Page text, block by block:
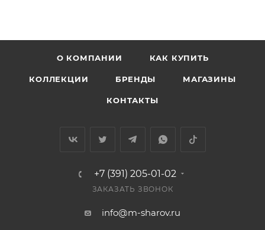
О КОМПАНИИ КАК КУПИТЬ
КОЛЛЕКЦИИ БРЕНДЫ МАГАЗИНЫ
КОНТАКТЫ
+7 (391) 205-01-02
ЗАКАЗАТЬ ЗВОНОК
info@m-sharov.ru